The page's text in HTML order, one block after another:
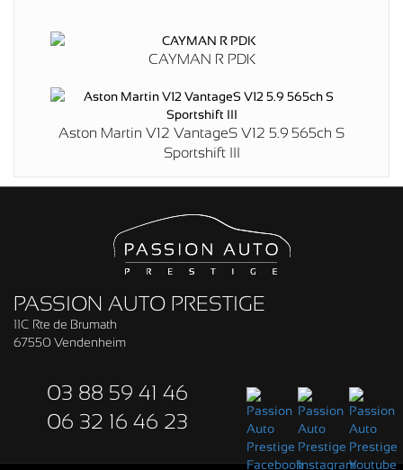
CAYMAN R PDK
Aston Martin V12 VantageS V12 5.9 565ch S
Sportshift III
PASSION AUTO PRESTIGE
11C Rte de Brumath
67550 Vendenheim
03 88 59 41 46
06 32 16 46 23